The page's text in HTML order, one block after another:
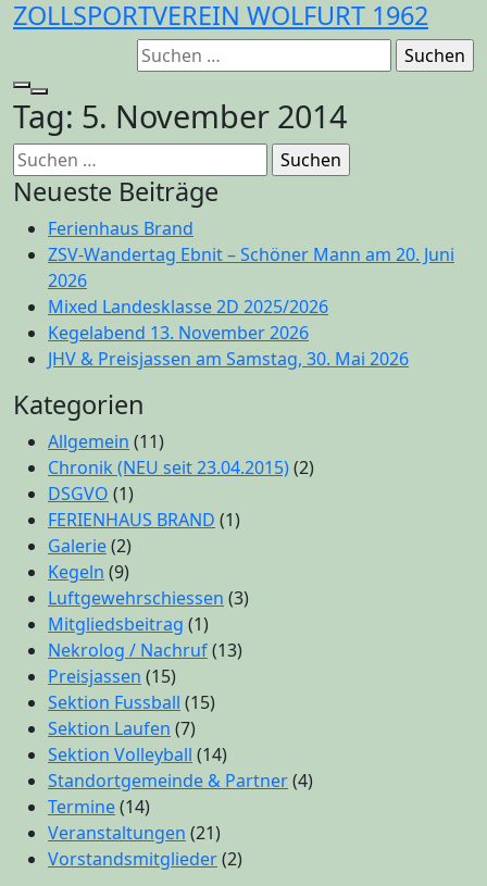
Zum
ZOLLSPORTVEREIN WOLFURT 1962
Suchen
nach:
Tag: 5. November 2014
Suchen
nach:
Neueste Beiträge
Ferienhaus Brand
ZSV-Wandertag Ebnit – Schöner Mann am 20. Juni
2026
Mixed Landesklasse 2D 2025/2026
Kegelabend 13. November 2026
JHV & Preisjassen am Samstag, 30. Mai 2026
Kategorien
Allgemein (11)
Chronik (NEU seit 23.04.2015)(2)
DSGVO (1)
FERIENHAUS BRAND (1)
Galerie(2)
Kegeln (9)
Luftgewehrschiessen (3)
Mitgliedsbeitrag (1)
Nekrolog / Nachruf(13)
Preisjassen (15)
Sektion Fussball (15)
Sektion Laufen (7)
Sektion Volleyball (14)
Standortgemeinde & Partner(4)
Termine(14)
Veranstaltungen (21)
Vorstandsmitglieder(2)